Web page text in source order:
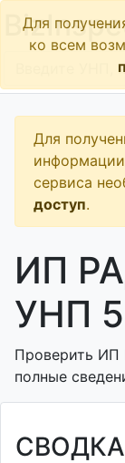
Для
ко всем
Для
сервиса
доступ.
ИП
УНП
Проверить ИП
полные
СВОДКА